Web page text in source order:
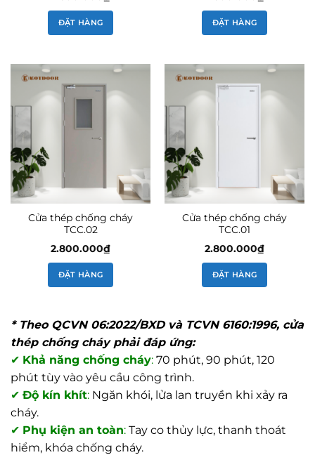
ĐẶT HÀNG ĐẶT HÀNG
Cửa thép chống cháy
TCC.02
2.800.000₫
ĐẶT HÀNG
Cửa thép chống cháy
TCC.01
2.800.000₫
ĐẶT HÀNG
* Theo QCVN 06:2022/BXD và TCVN 6160:1996, cửa
thép chống cháy phải đáp ứng:
✔ Khả năng chống cháy: 70 phút, 90 phút, 120
phút tùy vào yêu cầu công trình.
✔ Độ kín khít: Ngăn khói, lửa lan truyền khi xảy ra
cháy.
✔ Phụ kiện an toàn: Tay co thủy lực, thanh thoát
hiểm, khóa chống cháy.